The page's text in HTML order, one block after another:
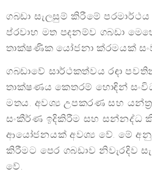
ගබඩා සැලසුම් කිරීමේ
ප්රවාහ මත පදනම්ව ගබඩා
තාක්ෂණික යෝජනා ක්රමයක්
ගබඩාවේ සාර්ථකත්වය රඳා
තාක්ෂණය කෙතරම් හොඳින්
මතය. අවශ්‍ය උපකරණ සහ
සංකීර්ණ ඉදිකිරීම සහ සන්නද්ධ
ආයෝජනයක් අවශ්‍ය වේ. මේ
කිරීමට පෙර ගබඩාව නිවැරදිව
වේ.